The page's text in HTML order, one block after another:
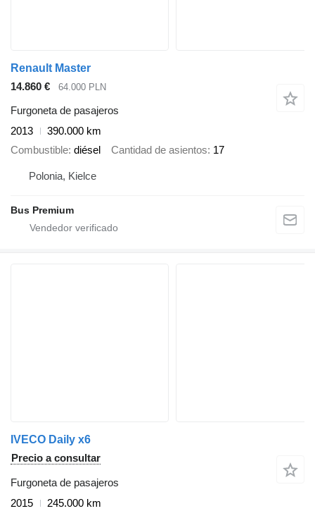
Renault Master
14.860 €
64.000 PLN
Furgoneta de pasajeros
2013
390.000 km
Combustible diésel Cantidad de asientos 17
Polonia, Kielce
Bus Premium
IVECO Daily x6
Precio a consultar
Furgoneta de pasajeros
2015
245.000 km